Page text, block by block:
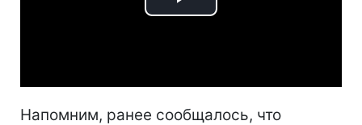
Play
Напомним, ранее сообщалось, что